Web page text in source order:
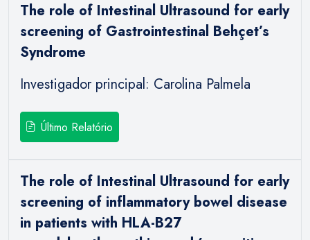
The role of Intestinal Ultrasound for early
screening of Gastrointestinal Behçet’s
Syndrome
Investigador principal: Carolina Palmela
Último Relatório
The role of Intestinal Ultrasound for early
screening of inflammatory bowel disease
in patients with HLA-B27